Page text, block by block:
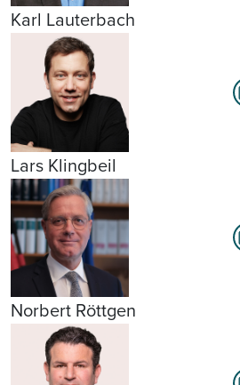
Karl Lauterbach
Lars Klingbeil
Norbert Röttgen